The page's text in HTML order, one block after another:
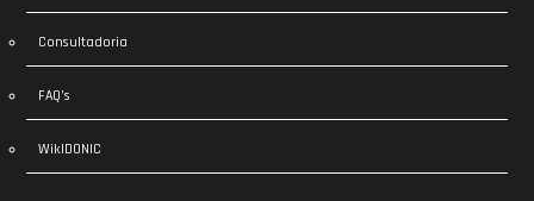
Consultadoria
FAQ’s
WikIDONIC